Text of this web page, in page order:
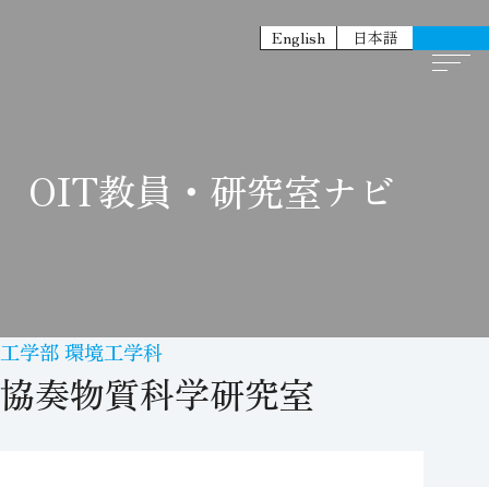
English 日本語
OIT教員・研究室ナビ
工学部 環境工学科
協奏物質科学研究室